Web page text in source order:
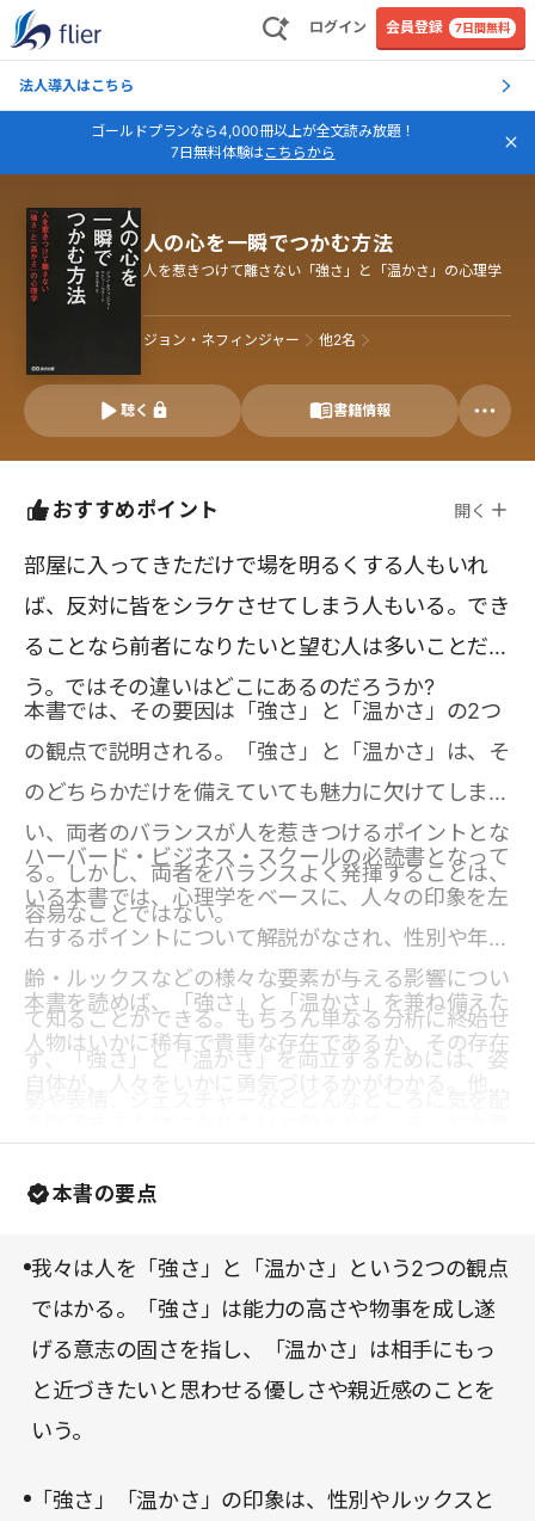
ログイン 会員登録 7日間無料
法人導入はこちら
ゴールドプランなら4,000冊以上が全文読み放題！
7日無料体験はこちらから
人の心を一瞬でつかむ方法
人を惹きつけて離さない「強さ」と「温かさ」の心理学
ジョン・ネフィンジャー 他2名
聴く 書籍情報
おすすめポイント 開く
部屋に入ってきただけで場を明るくする人もいれ
ば、反対に皆をシラケさせてしまう人もいる。でき
ることなら前者になりたいと望む人は多いことだろ
う。ではその違いはどこにあるのだろうか?
本書では、その要因は「強さ」と「温かさ」の2つ
の観点で説明される。「強さ」と「温かさ」は、そ
のどちらかだけを備えていても魅力に欠けてしま
い、両者のバランスが人を惹きつけるポイントとな
る。しかし、両者をバランスよく発揮することは、
容易なことではない。
ハーバード・ビジネス・スクールの必読書となって
いる本書では、心理学をベースに、人々の印象を左
右するポイントについて解説がなされ、性別や年
齢・ルックスなどの様々な要素が与える影響につい
て知ることができる。もちろん単なる分析に終始せ
ず、「強さ」と「温かさ」を両立するためには、姿
ればよいかについても言及されている。特に、聞き
方、話し方の実例については多くページが割かれて
に立つはずだ。
本書を読めば、「強さ」と「温かさ」を兼ね備えた
人物はいかに稀有で貴重な存在であるか、その存在
自体が、人々をいかに勇気づけるかがわかる。他者
本書の要点
我々は人を「強さ」と「温かさ」という2つの観点
ではかる。「強さ」は能力の高さや物事を成し遂
げる意志の固さを指し、「温かさ」は相手にもっ
と近づきたいと思わせる優しさや親近感のことを
いう。
「強さ」「温かさ」の印象は、性別やルックスと